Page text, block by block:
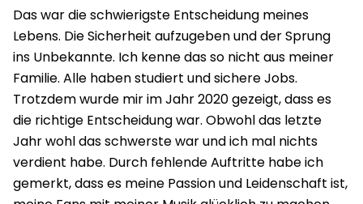
Das war die schwierigste Entscheidung meines
Lebens. Die Sicherheit aufzugeben und der Sprung
ins Unbekannte. Ich kenne das so nicht aus meiner
Familie. Alle haben studiert und sichere Jobs.
Trotzdem wurde mir im Jahr 2020 gezeigt, dass es
die richtige Entscheidung war. Obwohl das letzte
Jahr wohl das schwerste war und ich mal nichts
verdient habe. Durch fehlende Auftritte habe ich
gemerkt, dass es meine Passion und Leidenschaft ist,